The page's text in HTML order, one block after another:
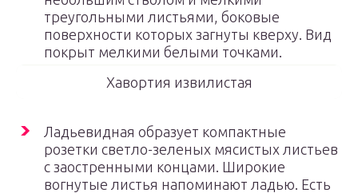
треугольными листьями, боковые
поверхности которых загнуты кверху. Вид
покрыт мелкими белыми точками.
Хавортия извилистая
Ладьевидная образует компактные
розетки светло-зеленых мясистых листьев
с заостренными концами. Широкие
вогнутые листья напоминают ладью. Есть